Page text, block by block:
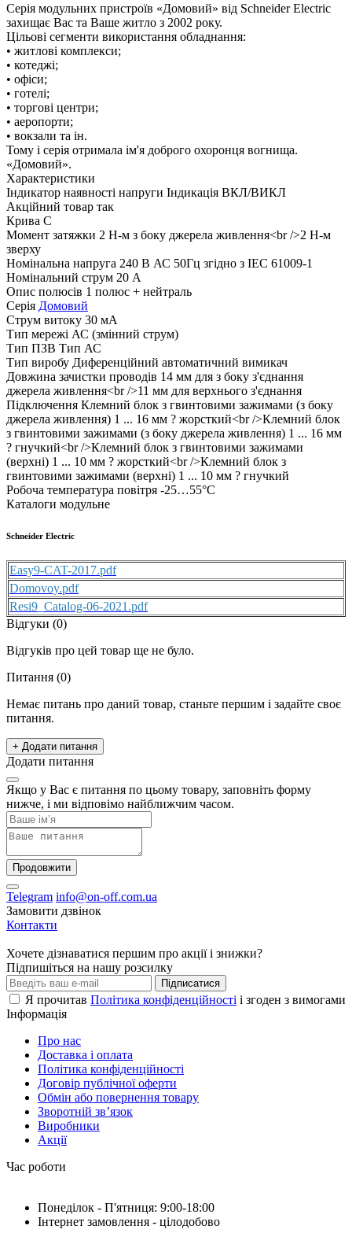
Серія модульних пристроїв «Домовий» від Schneider Electric
захищає Вас та Ваше житло з 2002 року.
Цільові сегменти використання обладнання:
• житлові комплекси;
• котеджі;
• офіси;
• готелі;
• торгові центри;
• аеропорти;
• вокзали та ін.
Тому і серія отримала ім'я доброго охоронця вогнища.
«Домовий».
Характеристики
Індикатор наявності напруги Індикація ВКЛ/ВИКЛ
Акційний товар так
Крива C
Момент затяжки 2 Н-м з боку джерела живлення<br />2 Н-м
зверху
Номінальна напруга 240 В АС 50Гц згідно з ІЕС 61009-1
Номінальний струм 20 А
Опис полюсів 1 полюс + нейтраль
Серія Домовий
Струм витоку 30 мА
Тип мережі АС (змінний струм)
Тип ПЗВ Тип АС
Тип виробу Диференційний автоматичний вимикач
Довжина зачистки проводів 14 мм для з боку з'єднання
джерела живлення<br />11 мм для верхнього з'єднання
Підключення Клемний блок з гвинтовими зажимами (з боку
джерела живлення) 1 ... 16 мм ? жорсткий<br />Клемний блок
з гвинтовими зажимами (з боку джерела живлення) 1 ... 16 мм
? гнучкий<br />Клемний блок з гвинтовими зажимами
(верхні) 1 ... 10 мм ? жорсткий<br />Клемний блок з
гвинтовими зажимами (верхні) 1 ... 10 мм ? гнучкий
Робоча температура повітря -25…55°C
Каталоги модульне
Schneider Electric
Easy9-CAT-2017.pdf
Domovoy.pdf
Resi9_Catalog-06-2021.pdf
Відгуки (0)
Відгуків про цей товар ще не було.
Питання (0)
Немає питань про даний товар, станьте першим і задайте своє
питання.
+ Додати питання
Додати питання
Якщо у Вас є питання по цьому товару, заповніть форму
нижче, і ми відповімо найближчим часом.
Продовжити
Telegram info@on-off.com.ua
Замовити дзвінок
Контакти
Хочете дізнаватися першим про акції і знижки?
Підпишіться на нашу розсилку
Підписатися
Я прочитав Політика конфіденційності і згоден з вимогами
Інформація
Про нас
Доставка і оплата
Політика конфіденційності
Договір публічної оферти
Обмін або повернення товару
Зворотній зв’язок
Виробники
Акції
Час роботи
Понеділок - П'ятниця: 9:00-18:00
Інтернет замовлення - цілодобово